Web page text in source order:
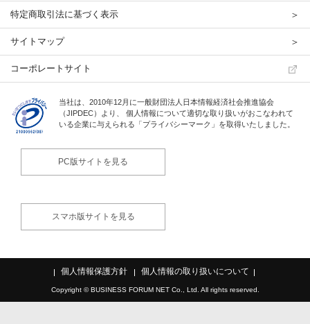
特定商取引法に基づく表示
サイトマップ
コーポレートサイト
当社は、2010年12月に一般財団法人日本情報経済社会推進協会
（JIPDEC）より、
個人情報について適切な取り扱いがおこなわれて
いる企業に与えられる「プライバシーマーク」を取得いたしました。
PC版サイトを見る
スマホ版サイトを見る
個人情報保護方針 個人情報の取り扱いについて
Copyright © BUSINESS FORUM NET Co., Ltd. All rights reserved.